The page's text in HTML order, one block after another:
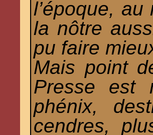
l’époque,
la nôtre
pu faire
Mais point
Presse est
phénix,
cendres,